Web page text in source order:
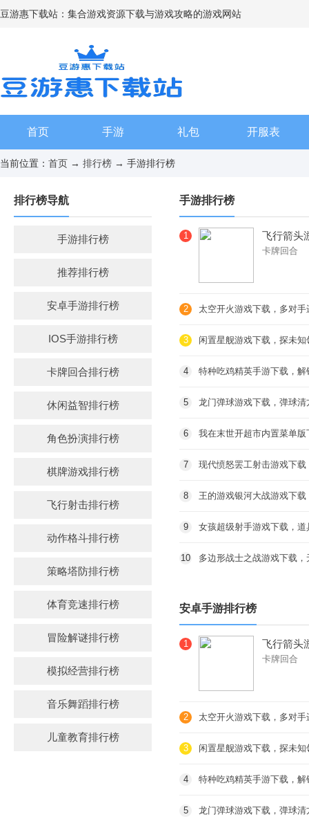
豆游惠下载站：集合游戏资源下载与游戏攻略的游戏网站
首页 手游 礼包 开服表
当前位置： 首页 → 排行榜 → 手游排行榜
排行榜导航
手游排行榜
推荐排行榜
安卓手游排行榜
IOS手游排行榜
卡牌回合排行榜
休闲益智排行榜
角色扮演排行榜
棋牌游戏排行榜
飞行射击排行榜
动作格斗排行榜
策略塔防排行榜
体育竞速排行榜
冒险解谜排行榜
模拟经营排行榜
音乐舞蹈排行榜
儿童教育排行榜
手游排行榜
飞行箭头
趣
卡牌回合
1
太空开火游戏下载，多对
2
闲置星舰游戏下载，探未
3
特种吃鸡精英手游下载，
4
龙门弹球游戏下载，弹球清
5
我在末世开超市内置菜单
6
现代愤怒罢工射击游戏下
7
王的游戏银河大战游戏下
8
女孩超级射手游戏下载，
9
多边形战士之战游戏下载
10
安卓手游排行榜
飞行箭头
趣
卡牌回合
1
太空开火游戏下载，多对
2
闲置星舰游戏下载，探未
3
特种吃鸡精英手游下载，
4
龙门弹球游戏下载，弹球清
5